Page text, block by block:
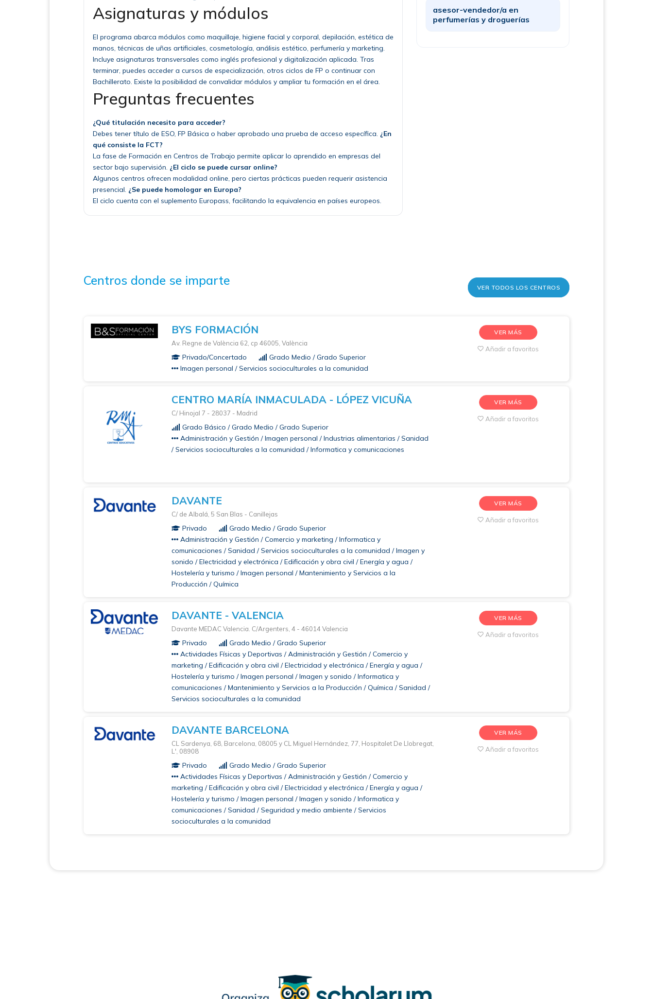
Asignaturas y módulos
El programa abarca módulos como maquillaje, higiene facial y corporal, depilación, estética de
manos, técnicas de uñas artificiales, cosmetología, análisis estético, perfumería y marketing.
Incluye asignaturas transversales como inglés profesional y digitalización aplicada. Tras
terminar, puedes acceder a cursos de especialización, otros ciclos de FP o continuar con
Bachillerato. Existe la posibilidad de convalidar módulos y ampliar tu formación en el área.
Preguntas frecuentes
¿Qué titulación necesito para acceder?
Debes tener título de ESO, FP Básica o haber aprobado una prueba de acceso específica. ¿En
qué consiste la FCT?
La fase de Formación en Centros de Trabajo permite aplicar lo aprendido en empresas del
sector bajo supervisión. ¿El ciclo se puede cursar online?
Algunos centros ofrecen modalidad online, pero ciertas prácticas pueden requerir asistencia
presencial. ¿Se puede homologar en Europa?
El ciclo cuenta con el suplemento Europass, facilitando la equivalencia en países europeos.
asesor-vendedor/a en
perfumerías y droguerías
Centros donde se imparte VER TODOS LOS CENTROS
BYS FORMACIÓN
Av. Regne de València 62, cp 46005, València
Privado/Concertado
Grado Medio / Grado Superior
Imagen personal / Servicios socioculturales a la comunidad
VER MÁS
Añadir a favoritos
CENTRO MARÍA INMACULADA - LÓPEZ VICUÑA
C/ Hinojal 7 - 28037 - Madrid
Grado Básico / Grado Medio / Grado Superior
Administración y Gestión / Imagen personal / Industrias alimentarias / Sanidad
/ Servicios socioculturales a la comunidad / Informatica y comunicaciones
VER MÁS
Añadir a favoritos
DAVANTE
C/ de Albalá, 5 San Blas - Canillejas
Privado
Grado Medio / Grado Superior
Administración y Gestión / Comercio y marketing / Informatica y
comunicaciones / Sanidad / Servicios socioculturales a la comunidad / Imagen y
sonido / Electricidad y electrónica / Edificación y obra civil / Energía y agua /
Hostelería y turismo / Imagen personal / Mantenimiento y Servicios a la
Producción / Química
VER MÁS
Añadir a favoritos
DAVANTE - VALENCIA
Davante MEDAC Valencia. C/Argenters, 4 - 46014 Valencia
Privado
Grado Medio / Grado Superior
Actividades Físicas y Deportivas / Administración y Gestión / Comercio y
marketing / Edificación y obra civil / Electricidad y electrónica / Energía y agua /
Hostelería y turismo / Imagen personal / Imagen y sonido / Informatica y
comunicaciones / Mantenimiento y Servicios a la Producción / Química / Sanidad /
Servicios socioculturales a la comunidad
VER MÁS
Añadir a favoritos
DAVANTE BARCELONA
CL Sardenya, 68, Barcelona, 08005 y CL Miguel Hernández, 77, Hospitalet De Llobregat,
L', 08908
Privado
Grado Medio / Grado Superior
Actividades Físicas y Deportivas / Administración y Gestión / Comercio y
marketing / Edificación y obra civil / Electricidad y electrónica / Energía y agua /
Hostelería y turismo / Imagen personal / Imagen y sonido / Informatica y
comunicaciones / Sanidad / Seguridad y medio ambiente / Servicios
socioculturales a la comunidad
VER MÁS
Añadir a favoritos